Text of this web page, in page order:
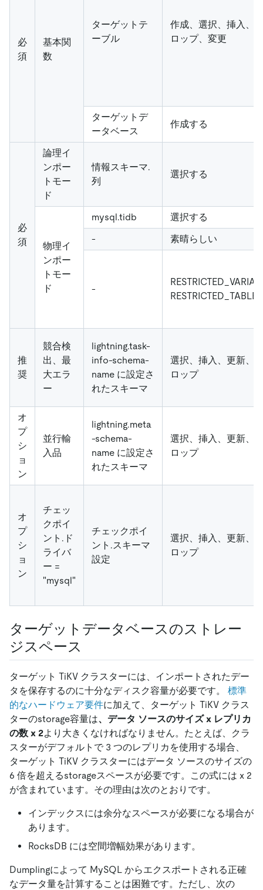
必
須
基本関
数
ターゲットテ
ーブル
作成、選択、挿入、
ロップ、変更
ターゲットデ
ータベース
作成する
必
須
論理イ
ンポー
トモー
ド
情報スキーマ.
列
選択する
物理イ
ンポー
トモー
ド
mysql.tidb
選択する
-
素晴らしい
-
推
奨
競合検
出、最
大エラ
ー
lightning.task-
info-schema-
name に設定さ
れたスキーマ
選択、挿入、更新、
ロップ
オ
プ
シ
ョ
ン
並行輸
入品
lightning.meta
-schema-
name に設定さ
れたスキーマ
選択、挿入、更新、
ロップ
オ
プ
シ
ョ
ン
チェッ
クポイ
ント.ド
ライバ
ー =
"mysql"
チェックポイ
ント.スキーマ
設定
選択、挿入、更新、
ロップ
ターゲットデータベースのストレー
ジスペース
ターゲット TiKV クラスターには、インポートされたデー
タを保存するのに十分なディスク容量が必要です。 標準
的なハードウェア要件に加えて、ターゲット TiKV クラス
ターのstorage容量は、データ ソースのサイズ x レプリカ
の数 x 2より大きくなければなりません。たとえば、クラ
スターがデフォルトで 3 つのレプリカを使用する場合、
ターゲット TiKV クラスターにはデータ ソースのサイズの
6 倍を超えるstorageスペースが必要です。この式には x 2
が含まれています。その理由は次のとおりです。
インデックスには余分なスペースが必要になる場合が
あります。
RocksDB には空間増幅効果があります。
Dumplingによって MySQL からエクスポートされる正確
なデータ量を計算することは困難です。ただし、次の